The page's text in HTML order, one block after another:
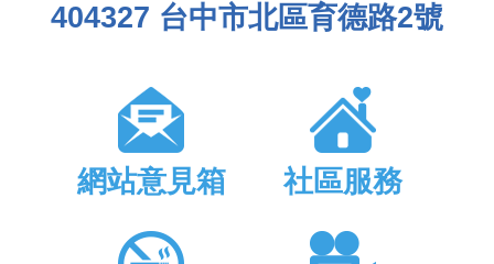
404327 台中市北區育德路2號
網站意見箱 社區服務